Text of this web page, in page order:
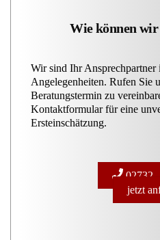
Wie können
Wir sind Ihr Ansprechpartner
Angelegenheiten. Rufen Sie
Beratungstermin zu
Kontaktformular für eine
Ersteinschätzung.
02732 -
jetzt